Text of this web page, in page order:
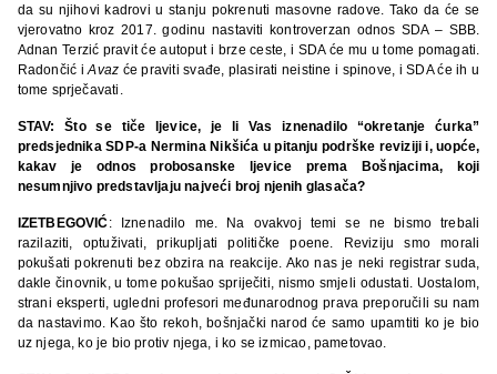
da su njihovi kadrovi u stanju pokrenuti masovne radove. Tako da će se
vjerovatno kroz 2017. godinu nastaviti kontroverzan odnos SDA – SBB.
Adnan Terzić pravit će autoput i brze ceste, i SDA će mu u tome pomagati.
Radončić iAvaz će praviti svađe, plasirati neistine i spinove, i SDA će ih u
tome sprječavati.
STAV: Što se tiče ljevice, je li Vas iznenadilo “okretanje ćurka”
predsjednika SDP-a Nermina Nikšića u pitanju podrške reviziji i, uopće,
kakav je odnos probosanske ljevice prema Bošnjacima, koji
nesumnjivo predstavljaju najveći broj njenih glasača?
IZETBEGOVIĆ: Iznenadilo me. Na ovakvoj temi se ne bismo trebali
razilaziti, optuživati, prikupljati političke poene. Reviziju smo morali
pokušati pokrenuti bez obzira na reakcije. Ako nas je neki registrar suda,
dakle činovnik, u tome pokušao spriječiti, nismo smjeli odustati. Uostalom,
strani eksperti, ugledni profesori međunarodnog prava preporučili su nam
da nastavimo. Kao što rekoh, bošnjački narod će samo upamtiti ko je bio
uz njega, ko je bio protiv njega, i ko se izmicao, pametovao.